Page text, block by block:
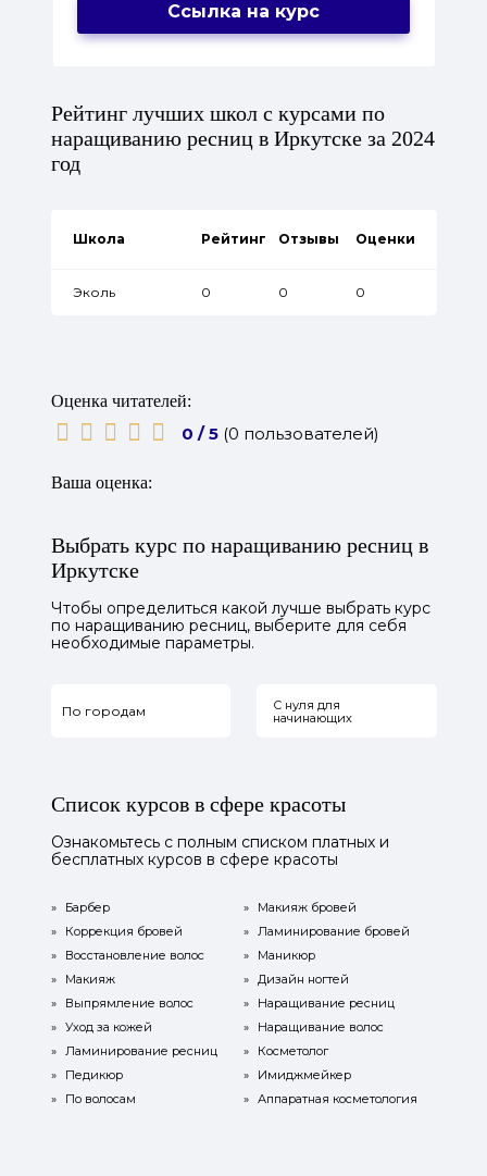
Ссылка на курс
Рейтинг лучших школ с курсами по
наращиванию ресниц в Иркутске за 2024
год
Школа Рейтинг Отзывы Оценки
Эколь 0 0 0
Оценка читателей:
0 / 5(0 пользователей)
Ваша оценка:
Выбрать курс по наращиванию ресниц в
Иркутске
Чтобы определиться какой лучше выбрать курс
по наращиванию ресниц, выберите для себя
необходимые параметры.
По городам
С нуля для
начинающих
Список курсов в сфере красоты
Ознакомьтесь с полным списком платных и
бесплатных курсов в сфере красоты
» Барбер »
Макияж бровей
»
Коррекция бровей » Ламинирование бровей
»
Восстановление волос »
Маникюр
»
Макияж » Дизайн ногтей
»
Выпрямление волос »
Наращивание ресниц
»
Уход за кожей »
Наращивание волос
»
Ламинирование ресниц »
Косметолог
»
Педикюр »
Имиджмейкер
»
По волосам » Аппаратная косметология